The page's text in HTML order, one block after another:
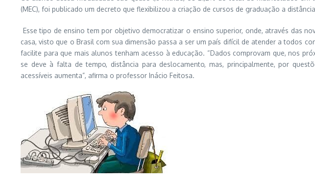
(MEC), foi publicado um decreto que flexibilizou a criação de cursos de graduação a
Esse tipo de ensino tem por objetivo democratizar o ensino superior, onde, através das
casa, visto que o Brasil com sua dimensão passa a ser um país difícil de atender a todos
facilite para que mais alunos tenham acesso à educação. “Dados comprovam que, nos
se deve à falta de tempo, distância para deslocamento, mas, principalmente, por
acessíveis aumenta”, afirma o professor Inácio Feitosa.